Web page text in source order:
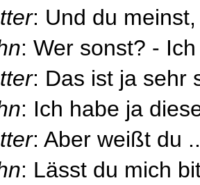
: Und du
: Wer sonst? -
: Das ist ja sehr
: Ich habe ja
: Aber weißt du ..
: Lässt du mich